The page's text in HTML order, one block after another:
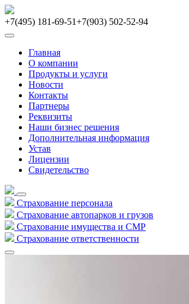
+7(495) 181-69-51+7(903) 502-52-94
Главная
О компании
Продукты и услуги
Новости
Контакты
Партнеры
Реквизиты
Наши бизнес решения
Дополнительная информация
Устав
Лицензии
Свидетельство
Страхование персонала
Страхование автопарков и грузов
Страхование имущества и СМР
Страхование ответственности